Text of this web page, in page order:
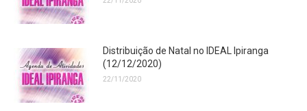
Distribuição de Natal no IDEAL Ipiranga
(12/12/2020)
22/11/2020